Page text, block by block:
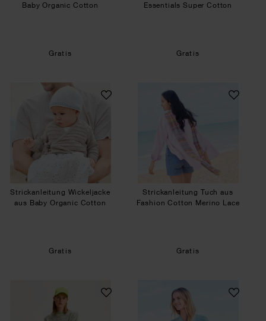
Baby Organic Cotton
Gratis
Essentials Super Cotton
Gratis
Strickanleitung Wickeljacke aus Baby Organic
Strickanleitung Wickeljacke
aus Baby Organic Cotton
Gratis
Strickanleitung
Strickanleitung Tuch aus
Fashion Cotton Merino Lace
Gratis
Strickanleitung Pullover aus Creative Summer
Häkelanleitung